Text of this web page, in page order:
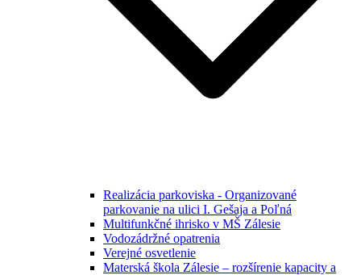
Realizácia parkoviska - Organizované
parkovanie na ulici I. Gešaja a Poľná
Multifunkčné ihrisko v MŠ Zálesie
Vodozádržné opatrenia
Verejné osvetlenie
Materská škola Zálesie – rozšírenie kapacity a